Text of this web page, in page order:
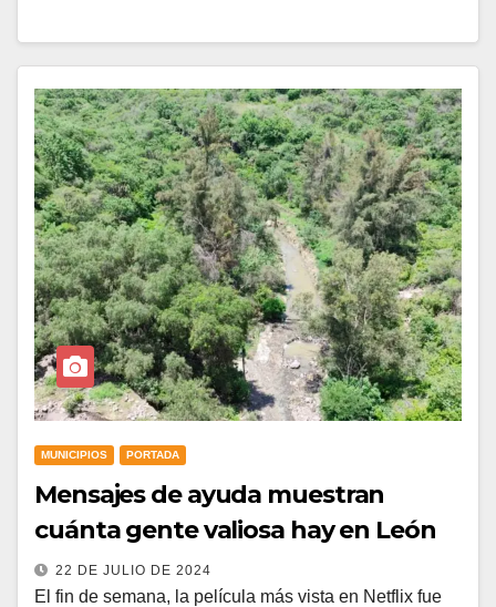
MUNICIPIOS PORTADA
Mensajes de ayuda muestran
cuánta gente valiosa hay en León
22 DE JULIO DE 2024
El fin de semana, la película más vista en Netflix fue